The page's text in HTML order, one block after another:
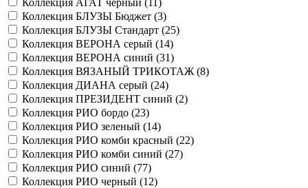
Коллекция АГАТ черный (
)
Коллекция БЛУЗЫ Бюджет (3)
Коллекция БЛУЗЫ Стандарт (25)
Коллекция ВЕРОНА серый (14)
Коллекция ВЕРОНА синий (31)
Коллекция ВЯЗАНЫЙ ТРИКОТАЖ (8)
Коллекция ДИАНА серый (24)
Коллекция ПРЕЗИДЕНТ синий (2)
Коллекция РИО бордо (23)
Коллекция РИО зеленый (14)
Коллекция РИО комби красный (22)
Коллекция РИО комби синий (27)
Коллекция РИО синий (77)
Коллекция РИО черный (12)